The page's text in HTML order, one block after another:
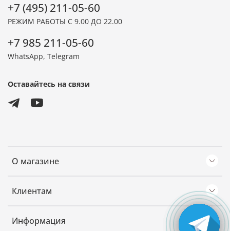
О магазине
Клиентам
Информация
+7 (495) 211-05-60
РЕЖИМ РАБОТЫ С 9.00 ДО 22.00
+7 985 211-05-60
WhatsApp, Telegram
Оставайтесь на связи